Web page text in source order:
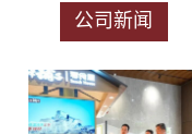
公司新闻